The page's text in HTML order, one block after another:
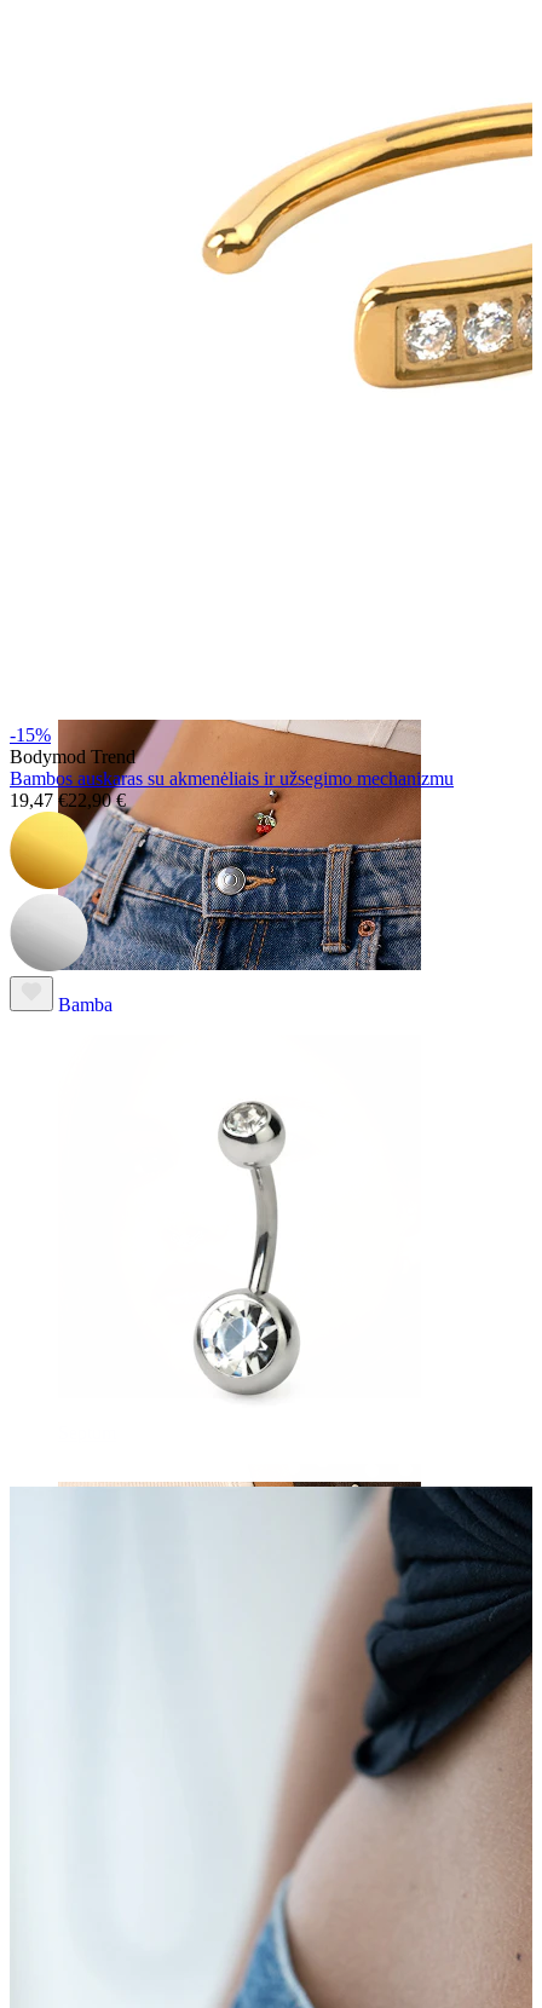
Bamba
-15%
Bodymod Trend
Bambos auskaras su akmenėliais ir užsegimo mechanizmu
19,47 €22,90 €